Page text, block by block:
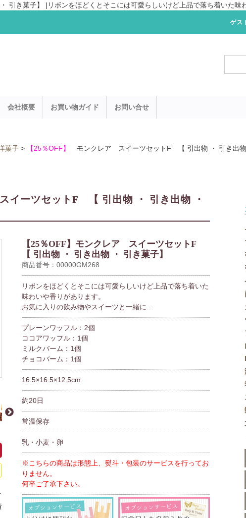
菓子】 |リボンをほどくとそこには可愛らしいけど上品で落ち着いた味
ゲス
会社概要 お買い物ガイド お問い合せ
菓子 > 【25％OFF】 モンクレア スイーツセットF 【 引出物 ・ 引き出物
ーツセットF 【 引出物 ・ 引き出物 ・
【25％OFF】モンクレア スイーツセットF
【 引出物 ・ 引き出物 ・ 引き菓子】
商品番号：00000GM268
リボンをほどくとそこには可愛らしいけど上品で落ち着いた
味わいや香りがあります。
お気に入りの飲み物やスイーツと一緒に…
プレーンワッフル：2個
ココアワッフル：1個
ミルクバーム：1個
チョコバーム：1個
16.5×16.5×12.5cm
約20日
常温保存
乳・小麦・卵
※こちらの商品は形態上、熨斗・包装のサービスを行ってお
りません。
何卒ご了承下さい。